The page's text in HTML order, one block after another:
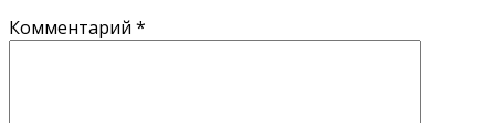
Комментарий *